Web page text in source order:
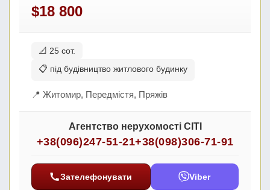
$18 800
📐 25 сот.
📋 під будівництво житлового будинку
📍 Житомир, Передмістя, Пряжів
Агентство нерухомості СІТІ
+38(096)247-51-21+38(098)306-71-91
Зателефонувати Viber